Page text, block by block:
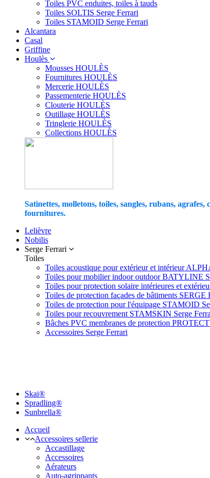
Toiles PVC enduites, toiles à tauds
Toiles SOLTIS Serge Ferrari
Toiles STAMOID Serge Ferrari
Alcantara
Casal
Griffine
Houlès
Mousses HOULÈS
Fournitures HOULÈS
Mercerie HOULÈS
Passementerie HOULÈS
Clouterie HOULÈS
Outillage HOULÈS
Tringlerie HOULÈS
Collections HOULÈS
Satinettes, molletons, toiles, sangles, rubans, agrafes,
fournitures.
Lelièvre
Nobilis
Serge Ferrari
Toiles
Toiles acoustique pour extérieur et intérieur
Toiles pour mobilier indoor outdoor BATYLINE
Toiles pour protection solaire intérieures et
Toiles de protection façades de bâtiments
Toiles de protection pour l'équipage STAMOID
Toiles pour recouvrement STAMSKIN Serge
Bâches PVC membranes de protection
Accessoires Serge Ferrari
Skai®
Spradling®
Sunbrella®
Accueil
Accessoires sellerie
Accastillage
Accessoires
Aérateurs
Auto-agrippants